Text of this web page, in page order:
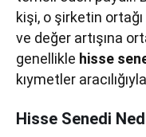
kişi, o şirketin ortağı
ve değer artışına
genellikle hisse
kıymetler
Hisse Senedi